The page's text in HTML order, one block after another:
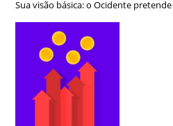
Sua visão básica: o Ocidente